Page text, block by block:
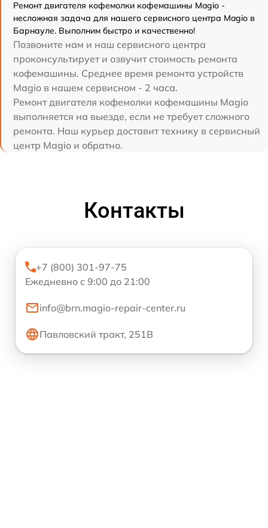
Ремонт двигателя кофемолки кофемашины Magio -
несложная задача для нашего сервисного центра Magio в
Барнауле. Выполним быстро и качественно!
Позвоните нам и наш сервисного центра
проконсультирует и озвучит стоимость ремонта
кофемашины. Среднее время ремонта устройств
Magio в нашем сервисном - 2 часа.
Ремонт двигателя кофемолки кофемашины Magio
выполняется на выезде, если не требует сложного
ремонта. Наш курьер доставит технику в сервисный
центр Magio и обратно.
Контакты
+7 (800) 301-97-75
Ежедневно с 9:00 до 21:00
info@brn.magio-repair-center.ru
Павловский тракт, 251В